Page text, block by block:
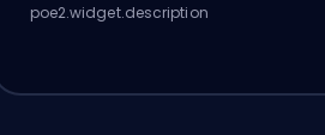
poe2.widget.description